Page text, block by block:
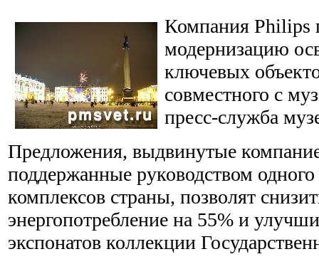
Компания Philips
модернизацию
ключевых
совместного с
пресс-служба
Предложения, выдвинутые
поддержанные руководством
комплексов страны, позволят
энергопотребление на 55% и
экспонатов коллекции